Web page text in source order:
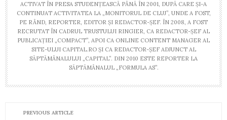
ACTIVAT ÎN PRESA STUDENŢEASCĂ PÂNĂ ÎN 2001, DUPĂ CARE ŞI-A
CONTINUAT ACTIVITATEA LA „MONITORUL DE CLUJ”, UNDE A FOST,
PE RÂND, REPORTER, EDITOR ŞI REDACTOR-ŞEF. ÎN 2008, A FOST
RECRUTAT ÎN CADRUL TRUSTULUI RINGIER, CA REDACTOR-ŞEF AL
PUBLICAŢIEI „COMPACT”, APOI CA ONLINE CONTENT MANAGER AL
SITE-ULUI CAPITAL.RO ŞI CA REDACTOR-ŞEF ADJUNCT AL
SĂPTĂMÂNALULUI „CAPITAL”. DIN 2010 ESTE REPORTER LA
SĂPTĂMÂNALUL „FORMULA AS”.
PREVIOUS ARTICLE